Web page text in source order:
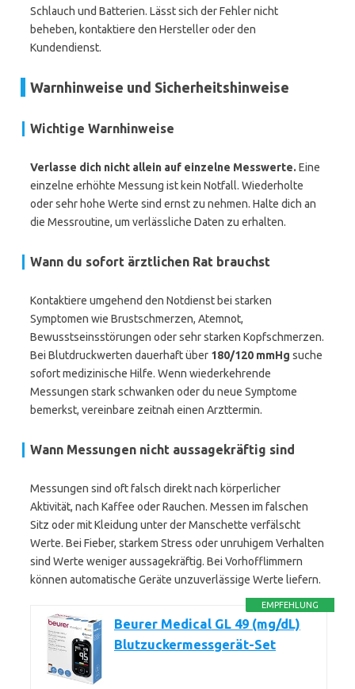
Schlauch und Batterien. Lässt sich der Fehler nicht
beheben, kontaktiere den Hersteller oder den
Kundendienst.
Warnhinweise und Sicherheitshinweise
Wichtige Warnhinweise
Verlasse dich nicht allein auf einzelne Messwerte. Eine
einzelne erhöhte Messung ist kein Notfall. Wiederholte
oder sehr hohe Werte sind ernst zu nehmen. Halte dich an
die Messroutine, um verlässliche Daten zu erhalten.
Wann du sofort ärztlichen Rat brauchst
Kontaktiere umgehend den Notdienst bei starken
Symptomen wie Brustschmerzen, Atemnot,
Bewusstseinsstörungen oder sehr starken Kopfschmerzen.
Bei Blutdruckwerten dauerhaft über 180/120 mmHg suche
sofort medizinische Hilfe. Wenn wiederkehrende
Messungen stark schwanken oder du neue Symptome
bemerkst, vereinbare zeitnah einen Arzttermin.
Wann Messungen nicht aussagekräftig sind
Messungen sind oft falsch direkt nach körperlicher
Aktivität, nach Kaffee oder Rauchen. Messen im falschen
Sitz oder mit Kleidung unter der Manschette verfälscht
Werte. Bei Fieber, starkem Stress oder unruhigem Verhalten
sind Werte weniger aussagekräftig. Bei Vorhofflimmern
können automatische Geräte unzuverlässige Werte liefern.
EMPFEHLUNG
Beurer Medical GL 49 (mg/dL)
Blutzuckermessgerät-Set